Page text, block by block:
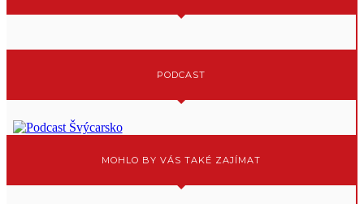
PODCAST
MOHLO BY VÁS TAKÉ ZAJÍMAT